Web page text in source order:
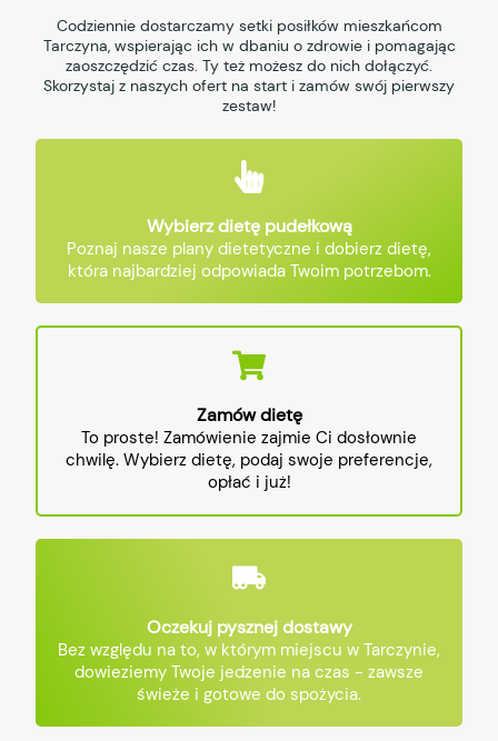
Codziennie dostarczamy setki posiłków mieszkańcom
Tarczyna, wspierając ich w dbaniu o zdrowie i pomagając
zaoszczędzić czas. Ty też możesz do nich dołączyć.
Skorzystaj z naszych ofert na start i zamów swój pierwszy
zestaw!
Wybierz dietę pudełkową
Poznaj nasze plany dietetyczne i dobierz dietę,
która najbardziej odpowiada Twoim potrzebom.
Zamów dietę
To proste! Zamówienie zajmie Ci dosłownie
chwilę. Wybierz dietę, podaj swoje preferencje,
opłać i już!
Oczekuj pysznej dostawy
Bez względu na to, w którym miejscu w Tarczynie,
dowieziemy Twoje jedzenie na czas - zawsze
świeże i gotowe do spożycia.